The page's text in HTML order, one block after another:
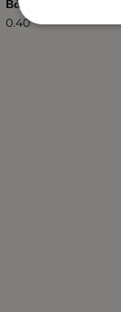
Βάρος (kg.)
0.40